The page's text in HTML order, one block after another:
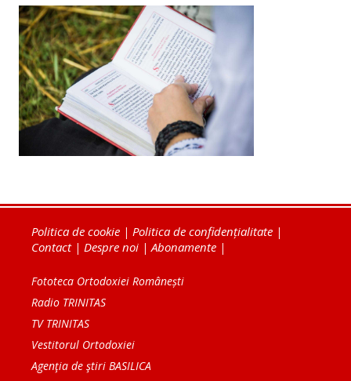
Politica de cookie | Politica de confidențialitate |
Contact| Despre noi |Abonamente |
Fototeca Ortodoxiei Românești
Radio TRINITAS
TV TRINITAS
Vestitorul Ortodoxiei
Agenţia de ştiri BASILICA